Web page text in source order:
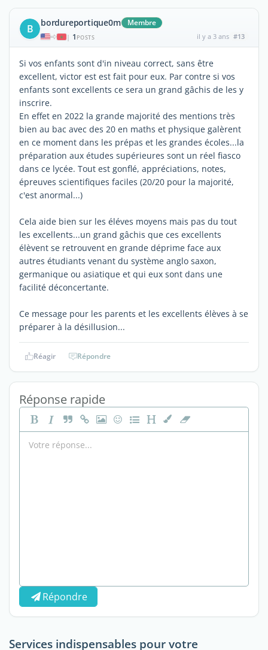
B bordureportique0m Membre
| 1 POSTS il y a 3 ans #13
Si vos enfants sont d'in niveau correct, sans être
excellent, victor est est fait pour eux. Par contre si vos
enfants sont excellents ce sera un grand gâchis de les y
inscrire.
En effet en 2022 la grande majorité des mentions très
bien au bac avec des 20 en maths et physique galèrent
en ce moment dans les prépas et les grandes écoles...la
préparation aux études supérieures sont un réel fiasco
dans ce lycée. Tout est gonflé, appréciations, notes,
épreuves scientifiques faciles (20/20 pour la majorité,
c'est anormal...)
Cela aide bien sur les éléves moyens mais pas du tout
les excellents...un grand gâchis que ces excellents
élèvent se retrouvent en grande déprime face aux
autres étudiants venant du système anglo saxon,
germanique ou asiatique et qui eux sont dans une
facilité déconcertante.
Ce message pour les parents et les excellents élèves à se
préparer à la désillusion...
Réagir Répondre
Réponse rapide
Répondre
Services indispensables pour votre